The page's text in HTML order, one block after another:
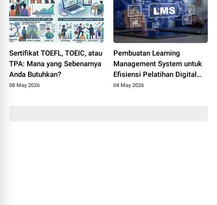
Sertifikat TOEFL, TOEIC, atau
TPA: Mana yang Sebenarnya
Anda Butuhkan?
08 May 2026
Pembuatan Learning
Management System untuk
Efisiensi Pelatihan Digital
Perusahaan
04 May 2026